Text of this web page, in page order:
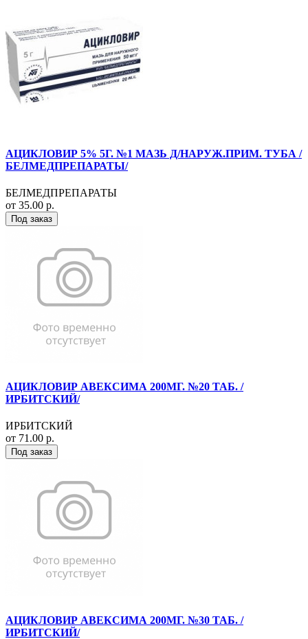
АЦИКЛОВИР 5% 5Г. №1 МАЗЬ Д/НАРУЖ.ПРИМ. ТУБА /
БЕЛМЕДПРЕПАРАТЫ/
БЕЛМЕДПРЕПАРАТЫ
от 35.00 р.
Под заказ
АЦИКЛОВИР АВЕКСИМА 200МГ. №20 ТАБ. /
ИРБИТСКИЙ/
ИРБИТСКИЙ
от 71.00 р.
Под заказ
АЦИКЛОВИР АВЕКСИМА 200МГ. №30 ТАБ. /
ИРБИТСКИЙ/